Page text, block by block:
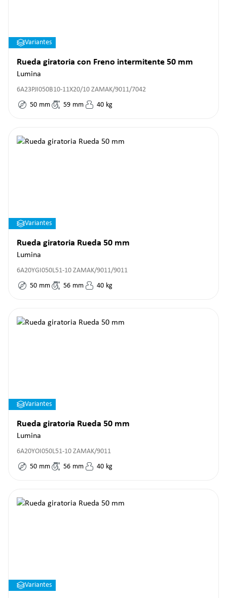
Variantes
Rueda giratoria con Freno intermitente 50 mm
Lumina
6A23PJI050B10-11X20/10 ZAMAK/9011/7042
50 mm 59 mm 40 kg
Variantes
Rueda giratoria Rueda 50 mm
Lumina
6A20YGI050L51-10 ZAMAK/9011/9011
50 mm 56 mm 40 kg
Variantes
Rueda giratoria Rueda 50 mm
Lumina
6A20YOI050L51-10 ZAMAK/9011
50 mm 56 mm 40 kg
Variantes